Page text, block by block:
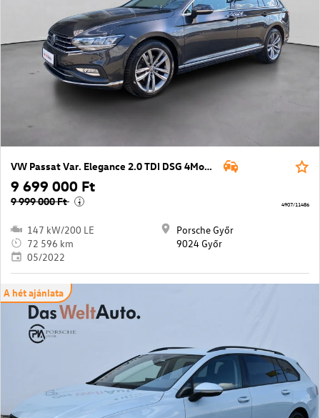
VW Passat Var. Elegance 2.0 TDI DSG 4Motion
9 699 000 Ft
9 999 000 Ft i
147 kW/200 LE
72 596 km
05/2022
Porsche Győr
9024 Győr
4907/11486
A hét ajánlata